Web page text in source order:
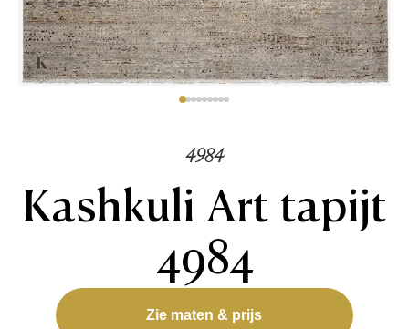
4984
Kashkuli Art tapijt
4984
Zie maten & prijs